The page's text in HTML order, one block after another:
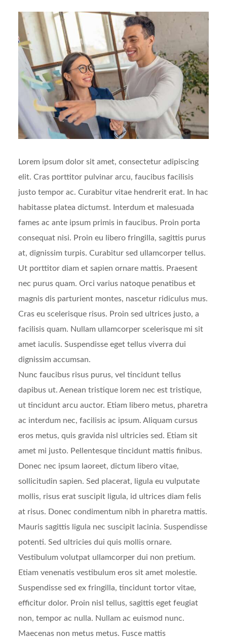
Lorem ipsum dolor sit amet, consectetur adipiscing
elit. Cras porttitor pulvinar arcu, faucibus facilisis
justo tempor ac. Curabitur vitae hendrerit erat. In hac
habitasse platea dictumst. Interdum et malesuada
fames ac ante ipsum primis in faucibus. Proin porta
consequat nisi. Proin eu libero fringilla, sagittis purus
at, dignissim turpis. Curabitur sed ullamcorper tellus.
Ut porttitor diam et sapien ornare mattis. Praesent
nec purus quam. Orci varius natoque penatibus et
magnis dis parturient montes, nascetur ridiculus mus.
Cras eu scelerisque risus. Proin sed ultrices justo, a
facilisis quam. Nullam ullamcorper scelerisque mi sit
amet iaculis. Suspendisse eget tellus viverra dui
dignissim accumsan.
Nunc faucibus risus purus, vel tincidunt tellus
dapibus ut. Aenean tristique lorem nec est tristique,
ut tincidunt arcu auctor. Etiam libero metus, pharetra
ac interdum nec, facilisis ac ipsum. Aliquam cursus
eros metus, quis gravida nisl ultricies sed. Etiam sit
amet mi justo. Pellentesque tincidunt mattis finibus.
Donec nec ipsum laoreet, dictum libero vitae,
sollicitudin sapien. Sed placerat, ligula eu vulputate
mollis, risus erat suscipit ligula, id ultrices diam felis
at risus. Donec condimentum nibh in pharetra mattis.
Mauris sagittis ligula nec suscipit lacinia. Suspendisse
potenti. Sed ultricies dui quis mollis ornare.
Vestibulum volutpat ullamcorper dui non pretium.
Etiam venenatis vestibulum eros sit amet molestie.
Suspendisse sed ex fringilla, tincidunt tortor vitae,
efficitur dolor. Proin nisl tellus, sagittis eget feugiat
non, tempor ac nulla. Nullam ac euismod nunc.
Maecenas non metus metus. Fusce mattis